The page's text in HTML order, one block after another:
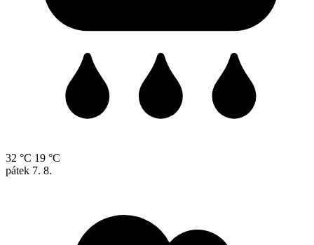
32 °C 19 °C
pátek 7. 8.